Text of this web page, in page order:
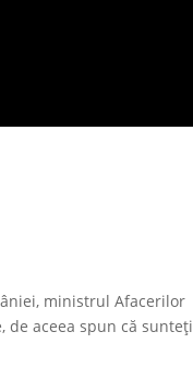
ministrul Afacerilor
aceea spun că sunteți